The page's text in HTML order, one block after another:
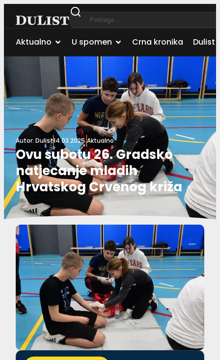
Aktualno U spomen Crna kronika Dulist
Autor: Dulist14.03.2025.Aktualno
Ovu subotu 26. Gradsko
natjecanje mladih
Hrvatskog Crvenog križa